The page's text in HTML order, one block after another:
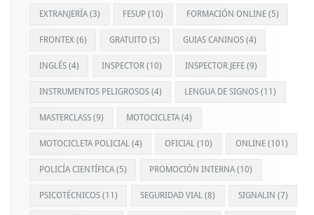
EXTRANJERÍA(3) FESUP (10) FORMACIÓN ONLINE(5)
FRONTEX (6) GRATUITO (5) GUIAS CANINOS(4)
INGLÉS(4) INSPECTOR (10) INSPECTOR JEFE(9)
INSTRUMENTOS PELIGROSOS(4) LENGUA DE SIGNOS (11)
MASTERCLASS(9) MOTOCICLETA (4)
MOTOCICLETA POLICIAL (4) OFICIAL (10) ONLINE(101)
POLICÍA CIENTÍFICA(5) PROMOCIÓN INTERNA (10)
PSICOTÉCNICOS(11) SEGURIDAD VIAL (8) SIGNALIN (7)